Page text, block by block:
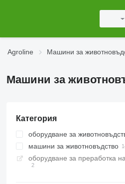
Agroline Машини за
Машини за
Категория
оборудване за
оборудване за фураж
екструдери за зърно
машини за животновъдство
миксери за фураж
оборудване за преработка